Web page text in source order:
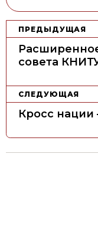
НПРЕДЫДУЩАЯ
совета
СЛЕДУЮЩАЯ
Кросс нации